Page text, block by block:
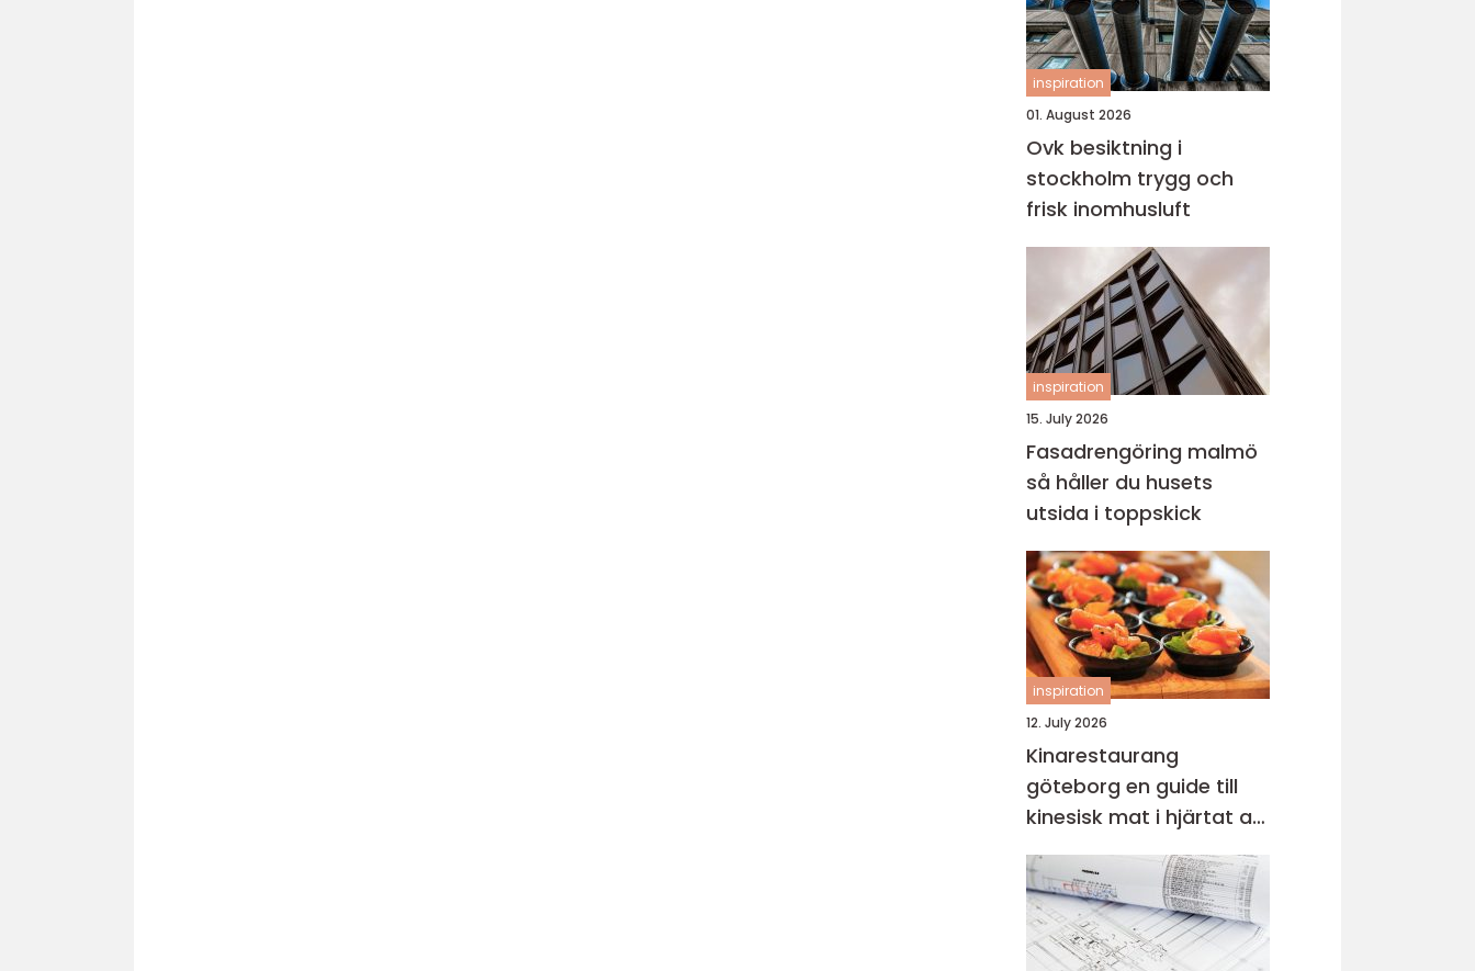
inspiration
01. August 2026
Ovk besiktning i
stockholm trygg och
frisk inomhusluft
inspiration
15. July 2026
Fasadrengöring malmö
så håller du husets
utsida i toppskick
inspiration
12. July 2026
Kinarestaurang
göteborg en guide till
kinesisk mat i hjärtat av
staden